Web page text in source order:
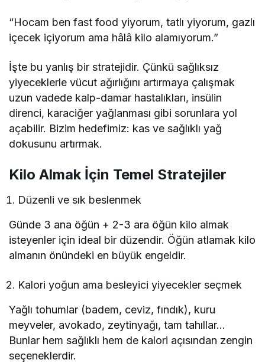
“Hocam ben fast food yiyorum, tatlı yiyorum, gazlı
içecek içiyorum ama hâlâ kilo alamıyorum.”
İşte bu yanlış bir stratejidir. Çünkü sağlıksız
yiyeceklerle vücut ağırlığını artırmaya çalışmak
uzun vadede kalp-damar hastalıkları, insülin
direnci, karaciğer yağlanması gibi sorunlara yol
açabilir. Bizim hedefimiz: kas ve sağlıklı yağ
dokusunu artırmak.
Kilo Almak İçin Temel Stratejiler
Düzenli ve sık beslenmek
Günde 3 ana öğün + 2-3 ara öğün kilo almak
isteyenler için ideal bir düzendir. Öğün atlamak kilo
almanın önündeki en büyük engeldir.
Kalori yoğun ama besleyici yiyecekler seçmek
Yağlı tohumlar (badem, ceviz, fındık), kuru
meyveler, avokado, zeytinyağı, tam tahıllar…
Bunlar hem sağlıklı hem de kalori açısından zengin
seçeneklerdir.